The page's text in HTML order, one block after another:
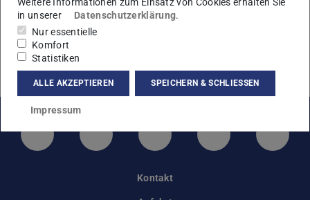
Diese Grundlagenveranstaltung im Bachelor-Niveau wird
über das Studium Generale und in einigen Studiengängen
als Teil der Prüfungsordnung angeboten.
mehr Informationen
LinkedIn-Seite der TU Darmstadt
Instagram-Kanal der TU
Bluesky-Kanal der TU
Facebook-
Kontakt
in unserer
Datenschutzerklärung.
Nur essentielle
Komfort
Statistiken
ALLE AKZEPTIEREN SPEICHERN & SCHLIESSEN
Impressum